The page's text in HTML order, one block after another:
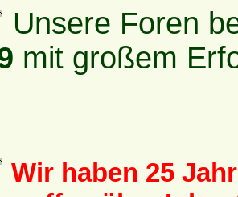
Unsere Foren
mit großem
Wir haben 25